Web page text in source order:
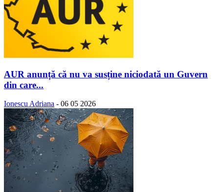
AUR anunță că nu va susține niciodată un Guvern
din care...
Ionescu Adriana - 06 05 2026